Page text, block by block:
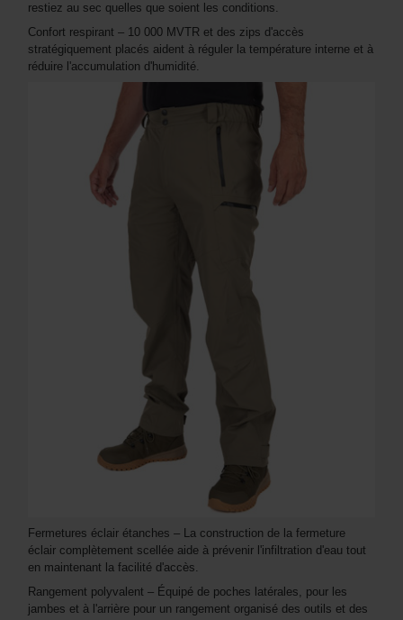
restiez au sec quelles que soient les conditions.
Confort respirant – 10 000 MVTR et des zips d'accès
stratégiquement placés aident à réguler la température interne et à
réduire l'accumulation d'humidité.
Fermetures éclair étanches – La construction de la fermeture
éclair complètement scellée aide à prévenir l'infiltration d'eau tout
en maintenant la facilité d'accès.
Rangement polyvalent – Équipé de poches latérales, pour les
jambes et à l'arrière pour un rangement organisé des outils et des